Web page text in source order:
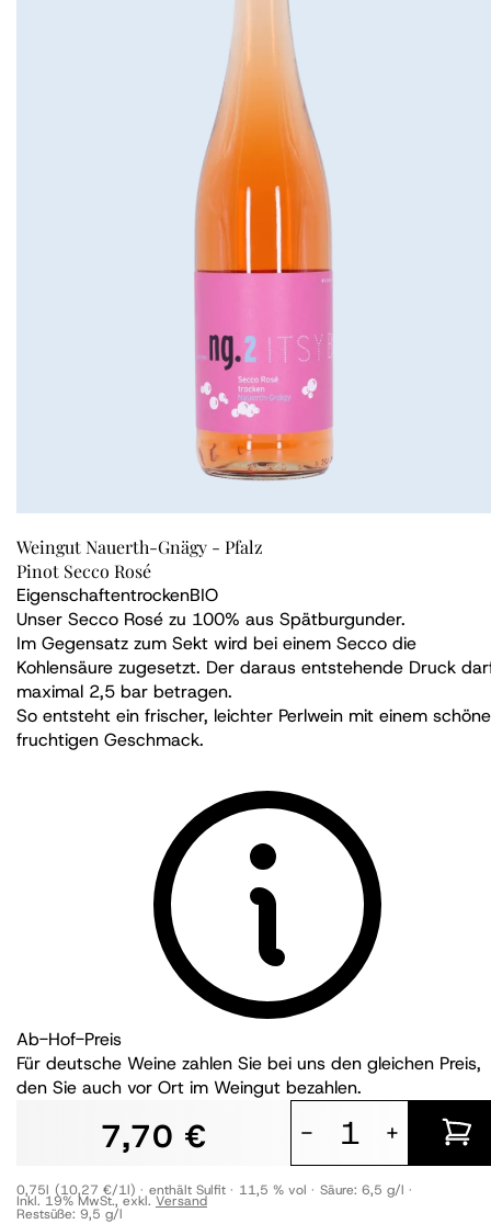
Weingut Nauerth-Gnägy - Pfalz
Pinot Secco Rosé
EigenschaftentrockenBIO
Unser Secco Rosé zu 100% aus Spätburgunder.
Im Gegensatz zum Sekt wird bei einem Secco die
Kohlensäure zugesetzt. Der daraus entstehende Druck
maximal 2,5 bar betragen.
So entsteht ein frischer, leichter Perlwein mit einem
fruchtigen Geschmack.
Ab-Hof-Preis
Für deutsche Weine zahlen Sie bei uns den gleichen Preis,
den Sie auch vor Ort im Weingut bezahlen.
7,70 €
Inkl. 19% MwSt., exkl. Versand
- +
0,75l (10,27 €/1l) enthält Sulfit 11,5 % vol Säure: 6,5 g/l
Restsüße: 9,5 g/l